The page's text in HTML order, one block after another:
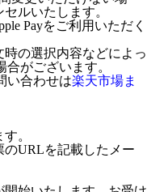
ルいたします。
Payをご利用いただく
の選択内容などによっ
がございます。
い合わせは楽天市場ま
。
のURLを記載したメー